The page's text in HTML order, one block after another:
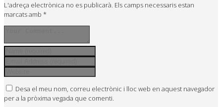
L'adreça electrònica no es publicarà. Els camps necessaris estan
marcats amb *
Desa el meu nom, correu electrònic i lloc web en aquest navegador
per a la pròxima vegada que comenti.